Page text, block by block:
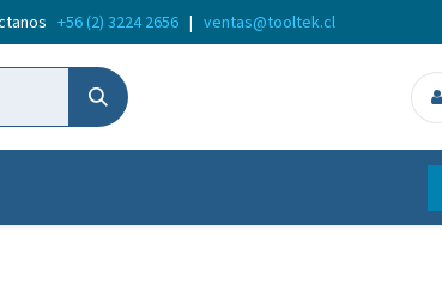
+56 (2) 3224 2656 | ventas@tooltek.cl